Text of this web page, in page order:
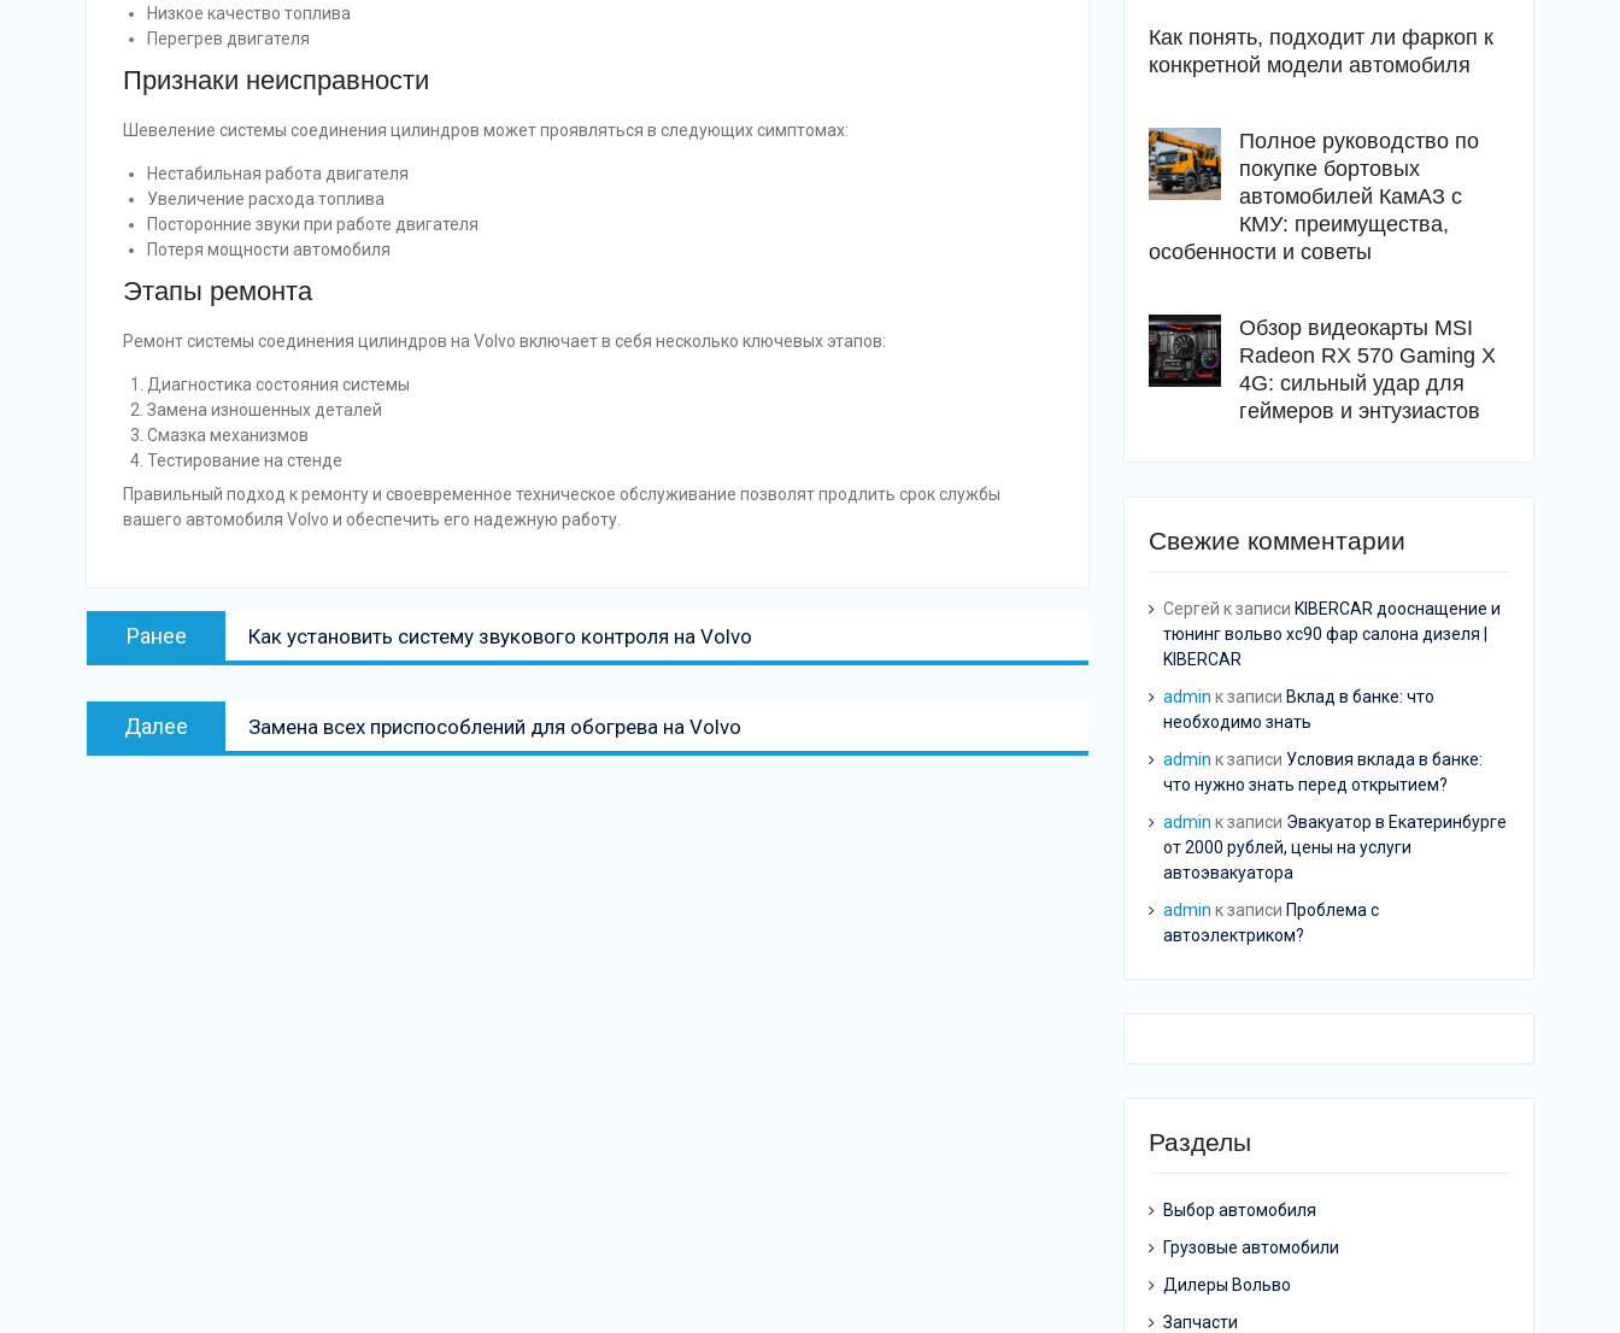
Низкое качество топлива
Перегрев двигателя
Признаки неисправности
Шевеление системы соединения цилиндров может проявляться в следующих симптомах:
Нестабильная работа двигателя
Увеличение расхода топлива
Посторонние звуки при работе двигателя
Потеря мощности автомобиля
Этапы ремонта
Ремонт системы соединения цилиндров на Volvo включает в себя несколько ключевых этапов:
Диагностика состояния системы
Замена изношенных деталей
Смазка механизмов
Тестирование на стенде
Правильный подход к ремонту и своевременное техническое обслуживание позволят продлить срок службы
вашего автомобиля Volvo и обеспечить его надежную работу.
Навигация
Ранее
Предыдущая
запись:
Как установить систему звукового контроля на Volvo
Далее
Следующая
Замена всех приспособлений для обогрева на Volvo
Как понять, подходит ли фаркоп к
конкретной модели автомобиля
Полное руководство по
покупке бортовых
автомобилей КамАЗ с
КМУ: преимущества,
особенности и советы
Обзор видеокарты MSI
Radeon RX 570 Gaming X
4G: сильный удар для
геймеров и энтузиастов
Свежие комментарии
Сергей к записи KIBERCAR дооснащение и
тюнинг вольво хс90 фар салона дизеля |
KIBERCAR
admin к записи Вклад в банке: что
необходимо знать
admin к записи Условия вклада в банке:
что нужно знать перед открытием?
admin к записи Эвакуатор в Екатеринбурге
от 2000 рублей, цены на услуги
автоэвакуатора
admin к записи Проблема с
автоэлектриком?
Разделы
Выбор автомобиля
Грузовые автомобили
Дилеры Вольво
Запчасти